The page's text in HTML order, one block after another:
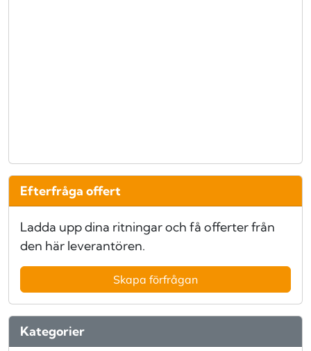
Efterfråga offert
Ladda upp dina ritningar och få offerter från
den här leverantören.
Skapa förfrågan
Kategorier